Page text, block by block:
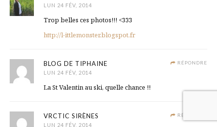
LUN 24 FÉV, 2014
Trop belles ces photos!!! <333
http://l-ittlemonster.blogspot.fr
RÉPONDRE
BLOG DE TIPHAINE
LUN 24 FÉV, 2014
La St Valentin au ski, quelle chance !!
RÉPONDRE
VRCTIC SIRÈNES
LUN 24 FÉV, 2014